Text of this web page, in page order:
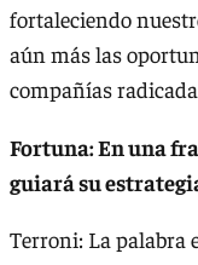
fortaleciendo
aún más las
compañías
Fortuna: En una
guiará su
Terroni: La palabra